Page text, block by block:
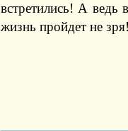
встретились! А ведь
жизнь пройдет не зря!